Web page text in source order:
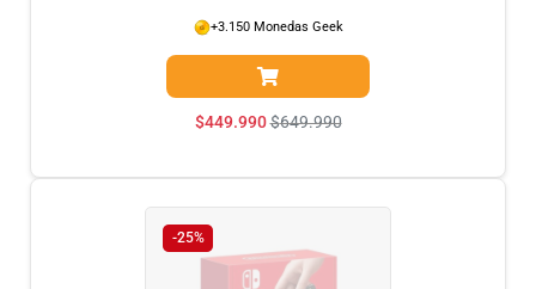
$449.990$649.990
+3.150 Monedas Geek
-25%